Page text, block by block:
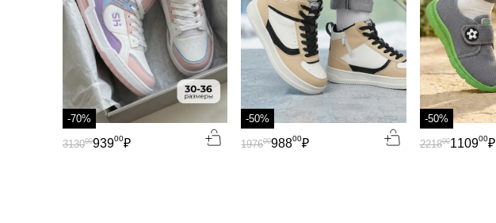
-70%
93900₽
313000
-50%
98800₽
197600
-50%
110900₽
221800